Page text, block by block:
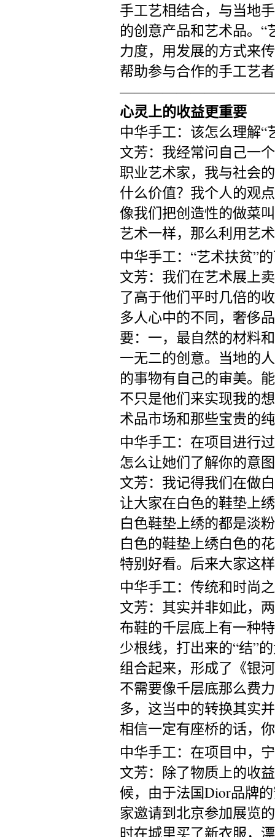
手工艺相结合，与当地
的创意产品和艺术品。
力度，用发展的方式来
帮助参与合作的手工艺
心灵上的收益更重要
中华手工：该怎么理解“
文芳：我经常问自己一
职业艺术家，我与社会
什么价值？我个人的观
像我们把创造性的做菜
艺术一样，那么利用艺
中华手工：“艺术扶贫”
文芳：我们在艺术展上
了高于他们平时几倍的
多人心中的不同，奢侈
要：一，最自然的材料
一无二的创意。当地的
的事物有自己的审美。
不只是他们来实现我的
术品市场和那些宝贵的
中华手工：在项目进行
怎么让她们了解你的意
文芳：我记得我们在做
让大家在白色的鞋垫上
白色鞋垫上绣的都是淡
白色的鞋垫上绣白色的
特别好看。后来大家这
中华手工：传统和时尚
文芳：其实并非如此，
布鞋的千层底上有一种
少根线，打出来的“结”
组合起来，形成了《银
不需要像千层底那么费
多，这当中的转换其实
相信一定有座桥的话，
中华手工：在项目中，
文芳：除了物质上的收
候，由于法国Dior品牌
家邀请到北京参加展览
时在城里买了新衣服，